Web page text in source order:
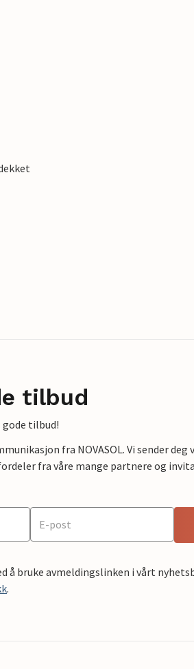
tilbud
tilbud!
fra NOVASOL. Vi sender
fra våre mange partnere og
å bruke avmeldingslinken i vårt
.